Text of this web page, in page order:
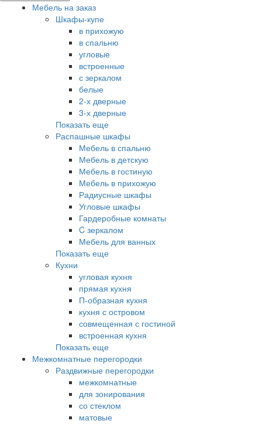
Мебель на заказ
Шкафы-купе
в прихожую
в спальню
угловые
встроенные
с зеркалом
белые
2-х дверные
3-х дверные
Показать еще
Распашные шкафы
Мебель в спальню
Мебель в детскую
Мебель в гостиную
Мебель в прихожую
Радиусные шкафы
Угловые шкафы
Гардеробные комнаты
C зеркалом
Мебель для ванных
Показать еще
Кухни
угловая кухня
прямая кухня
П-образная кухня
кухня с островом
совмещенная с гостиной
встроенная кухня
Показать еще
Межкомнатные перегородки
Раздвижные перегородки
межкомнатные
для зонирования
со стеклом
матовые